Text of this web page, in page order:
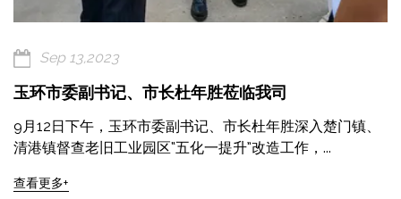
Sep 13,2023
玉环市委副书记、市长杜年胜莅临我司
9月12日下午，玉环市委副书记、市长杜年胜深入楚门镇、
清港镇督查老旧工业园区“五化一提升”改造工作，...
查看更多+